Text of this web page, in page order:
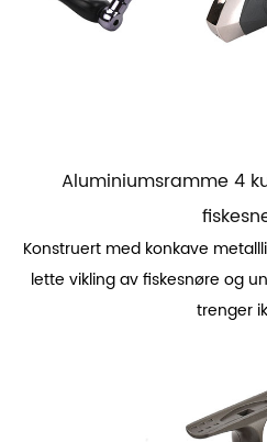
Aluminiumsramme 4
Konstruert med konkave
lette vikling av fiskesnøre og
trenger